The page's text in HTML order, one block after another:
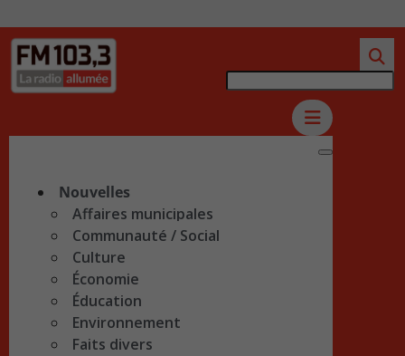
Nouvelles
Affaires municipales
Communauté / Social
Culture
Économie
Éducation
Environnement
Faits divers